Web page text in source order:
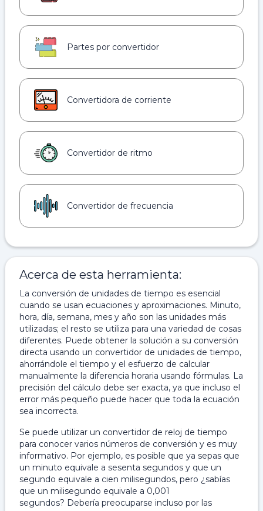
Partes por convertidor
Convertidora de corriente
Convertidor de ritmo
Convertidor de frecuencia
Acerca de esta herramienta:
La conversión de unidades de tiempo es esencial
cuando se usan ecuaciones y aproximaciones. Minuto,
hora, día, semana, mes y año son las unidades más
utilizadas; el resto se utiliza para una variedad de cosas
diferentes. Puede obtener la solución a su conversión
directa usando un convertidor de unidades de tiempo,
ahorrándole el tiempo y el esfuerzo de calcular
manualmente la diferencia horaria usando fórmulas. La
precisión del cálculo debe ser exacta, ya que incluso el
error más pequeño puede hacer que toda la ecuación
sea incorrecta.
Se puede utilizar un convertidor de reloj de tiempo
para conocer varios números de conversión y es muy
informativo. Por ejemplo, es posible que ya sepas que
un minuto equivale a sesenta segundos y que un
segundo equivale a cien milisegundos, pero ¿sabías
que un milisegundo equivale a 0,001
segundos? Debería preocuparse incluso por las